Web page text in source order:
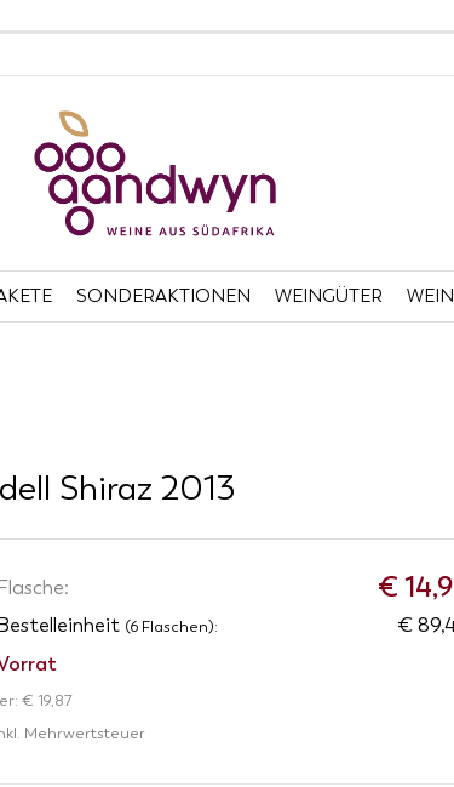
SONDERAKTIONEN WEINGÜTER
Shiraz 2013
€
(6 Flaschen):
€
€ 19,87
Mehrwertsteuer